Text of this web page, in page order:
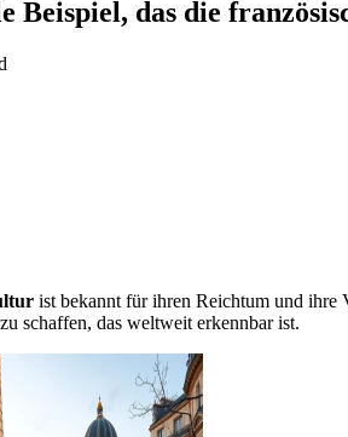
Beispiel, das die
ist bekannt für ihren Reichtum und ihre
schaffen, das weltweit erkennbar ist.